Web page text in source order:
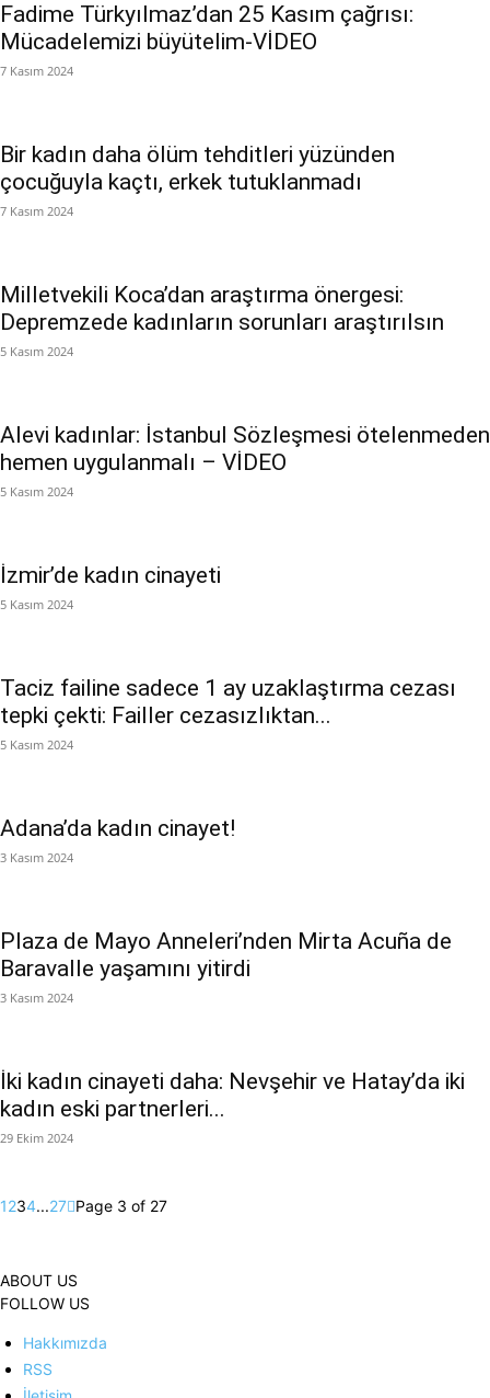
Fadime Türkyılmaz’dan 25 Kasım çağrısı:
Mücadelemizi büyütelim-VİDEO
7 Kasım 2024
Bir kadın daha ölüm tehditleri yüzünden
çocuğuyla kaçtı, erkek tutuklanmadı
7 Kasım 2024
Milletvekili Koca’dan araştırma önergesi:
Depremzede kadınların sorunları araştırılsın
5 Kasım 2024
Alevi kadınlar: İstanbul Sözleşmesi ötelenmeden
hemen uygulanmalı – VİDEO
5 Kasım 2024
İzmir’de kadın cinayeti
5 Kasım 2024
Taciz failine sadece 1 ay uzaklaştırma cezası
tepki çekti: Failler cezasızlıktan...
5 Kasım 2024
Adana’da kadın cinayet!
3 Kasım 2024
Plaza de Mayo Anneleri’nden Mirta Acuña de
Baravalle yaşamını yitirdi
3 Kasım 2024
İki kadın cinayeti daha: Nevşehir ve Hatay’da iki
kadın eski partnerleri...
29 Ekim 2024
1234...27 Page 3 of 27
ABOUT US
FOLLOW US
Hakkımızda
RSS